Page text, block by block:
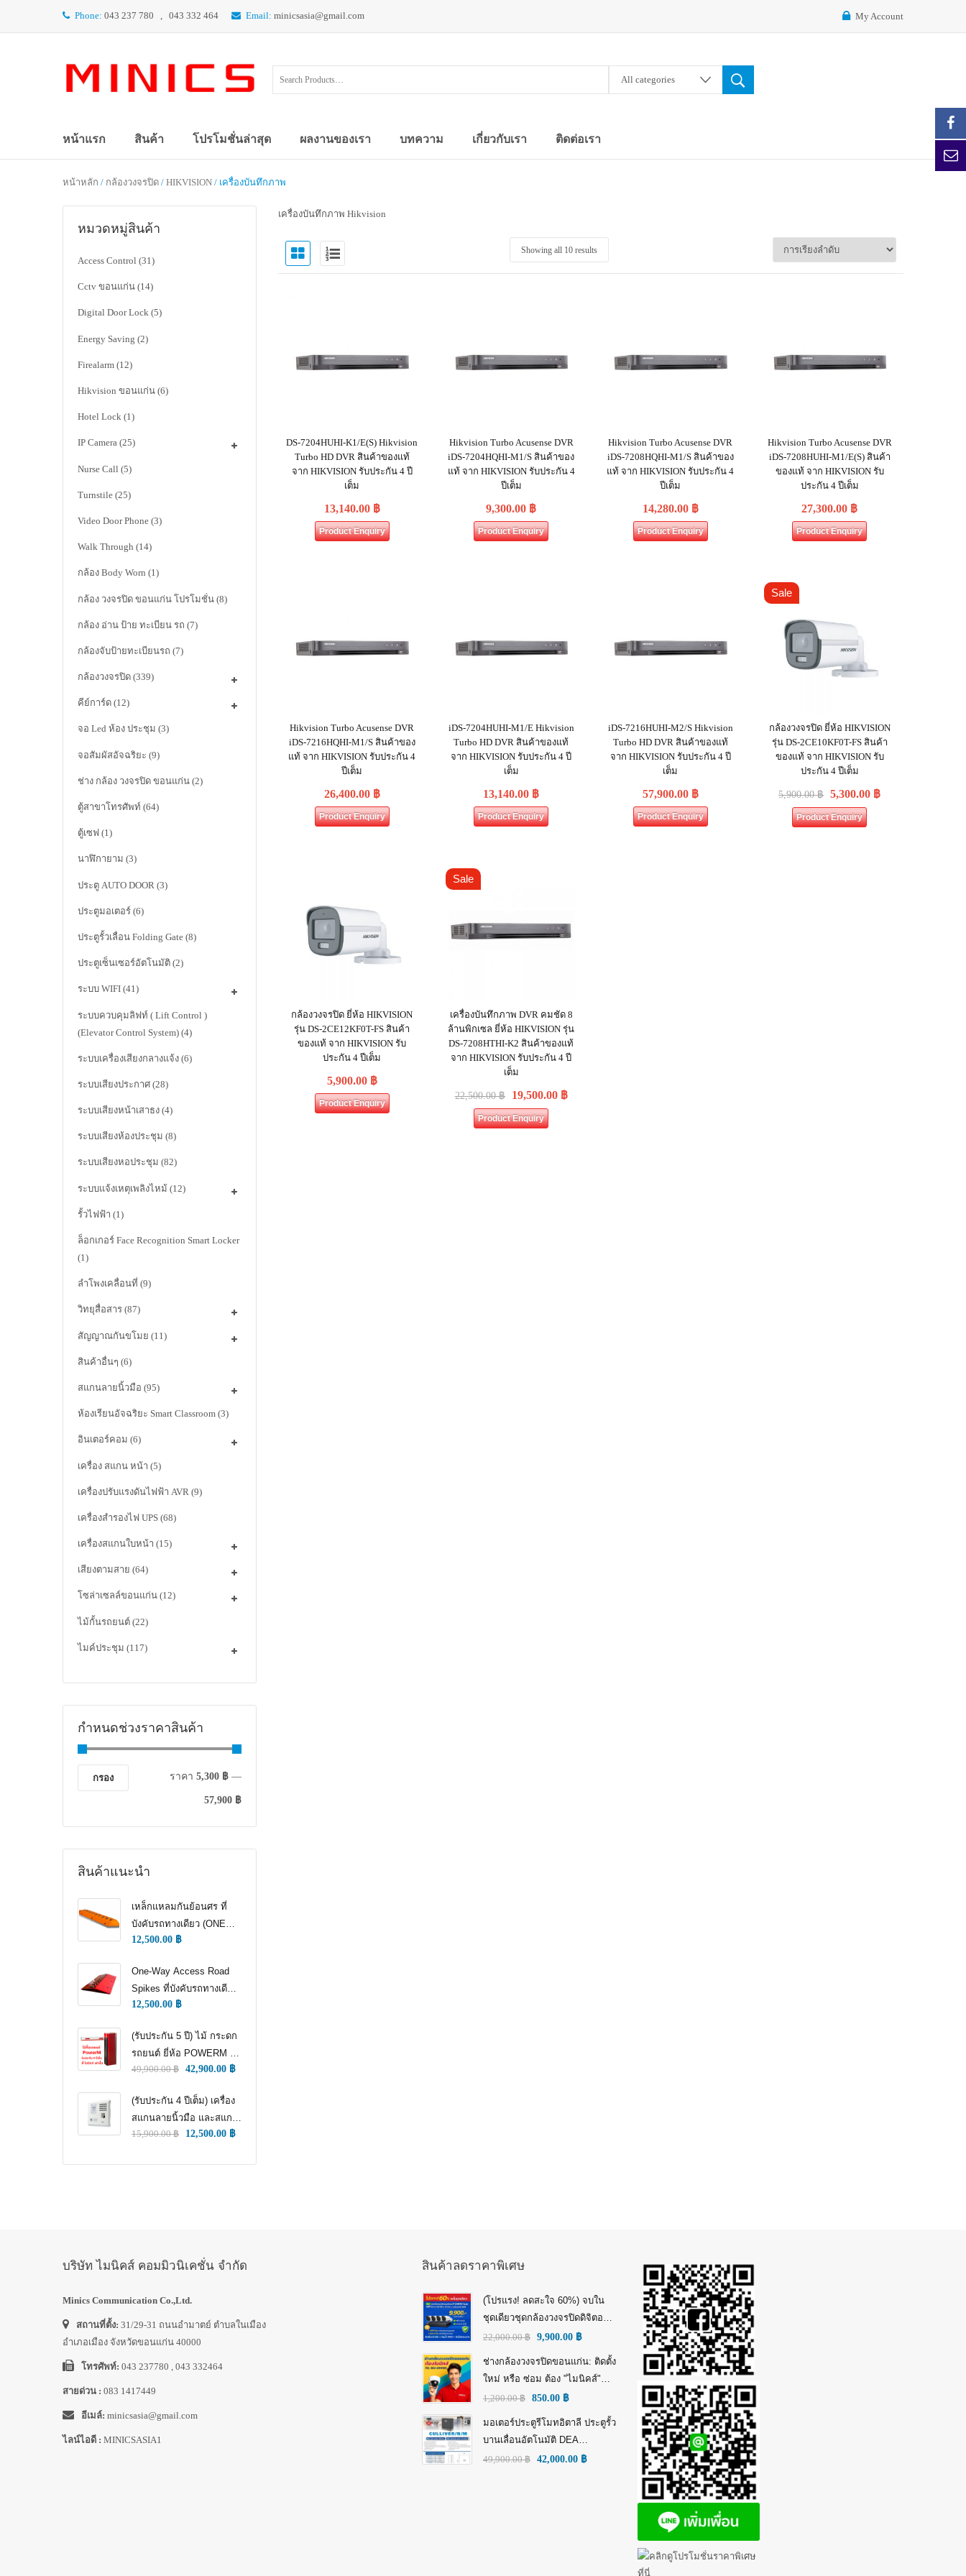
Phone: 043 237 780 , 043 332 464 Email: minicsasia@gmail.com My Account
All categories
หน้าแรก สินค้า โปรโมชั่นล่าสุด ผลงานของเรา บทความ เกี่ยวกับเรา ติดต่อเรา
หน้าหลัก / กล้องวงจรปิด / HIKVISION / เครื่องบันทึกภาพ
หมวดหมู่สินค้า
Access Control (31)
Cctv ขอนแก่น (14)
Digital Door Lock (5)
Energy Saving (2)
Firealarm (12)
Hikvision ขอนแก่น (6)
Hotel Lock (1)
IP Camera (25)
Nurse Call (5)
Turnstile (25)
Video Door Phone (3)
Walk Through (14)
กล้อง Body Worn (1)
กล้อง วงจรปิด ขอนแก่น โปรโมชั่น (8)
กล้อง อ่าน ป้าย ทะเบียน รถ (7)
กล้องจับป้ายทะเบียนรถ (7)
กล้องวงจรปิด (339)
คีย์การ์ด (12)
จอ Led ห้อง ประชุม (3)
จอสัมผัสอัจฉริยะ (9)
ช่าง กล้อง วงจรปิด ขอนแก่น (2)
ตู้สาขาโทรศัพท์ (64)
ตู้เซฟ (1)
นาฬิกายาม (3)
ประตู AUTO DOOR (3)
ประตูมอเตอร์ (6)
ประตูรั้วเลื่อน Folding Gate (8)
ประตูเซ็นเซอร์อัตโนมัติ (2)
ระบบ WIFI (41)
ระบบควบคุมลิฟท์ ( Lift Control )
(Elevator Control System) (4)
ระบบเครื่องเสียงกลางแจ้ง (6)
ระบบเสียงประกาศ (28)
ระบบเสียงหน้าเสาธง (4)
ระบบเสียงห้องประชุม (8)
ระบบเสียงหอประชุม (82)
ระบบแจ้งเหตุเพลิงไหม้ (12)
รั้วไฟฟ้า (1)
ล็อกเกอร์ Face Recognition Smart Locker
(1)
ลำโพงเคลื่อนที่ (9)
วิทยุสื่อสาร (87)
สัญญาณกันขโมย (11)
สินค้าอื่นๆ (6)
สแกนลายนิ้วมือ (95)
ห้องเรียนอัจฉริยะ Smart Classroom (3)
อินเตอร์คอม (6)
เครื่อง สแกน หน้า (5)
เครื่องปรับแรงดันไฟฟ้า AVR (9)
เครื่องสำรองไฟ UPS (68)
เครื่องสแกนใบหน้า (15)
เสียงตามสาย (64)
โซล่าเซลล์ขอนแก่น (12)
ไม้กั้นรถยนต์ (22)
ไมค์ประชุม (117)
กำหนดช่วงราคาสินค้า
กรอง ราคา 5,300 ฿ —
57,900 ฿
สินค้าแนะนำ
เหล็กแหลมกันย้อนศร ที่
บังคับรถทางเดียว (ONE
WAY TRAFFIC
12,500.00 ฿
One-Way Access Road
Spikes ที่บังคับรถทางเดียว
(ONE WAY TRAFFIC
ล้อ)
12,500.00 ฿
(รับประกัน 5 ปี) ไม้ กระดก
รถยนต์ ยี่ห้อ POWERM รุ่น
9000 ทนทานสูงที่สุด อึด
49,900.00฿ 42,900.00 ฿
(รับประกัน 4 ปีเต็ม) เครื่อง
สแกนลายนิ้วมือ และสแกน
ใบหน้า สำหรับลงเวลา
15,900.00฿ 12,500.00 ฿
เครื่องบันทึกภาพ Hikvision
Showing all 10 results
DS-7204HUHI-K1/E(S) Hikvision
Turbo HD DVR สินค้าของแท้
จาก HIKVISION รับประกัน 4 ปี
เต็ม
13,140.00 ฿
Product Enquiry
Hikvision Turbo Acusense DVR
iDS-7204HQHI-M1/S สินค้าของ
แท้ จาก HIKVISION รับประกัน 4
ปีเต็ม
9,300.00 ฿
Product Enquiry
Hikvision Turbo Acusense DVR
iDS-7208HQHI-M1/S สินค้าของ
แท้ จาก HIKVISION รับประกัน 4
ปีเต็ม
14,280.00 ฿
Product Enquiry
Hikvision Turbo Acusense DVR
iDS-7208HUHI-M1/E(S) สินค้า
ของแท้ จาก HIKVISION รับ
ประกัน 4 ปีเต็ม
27,300.00 ฿
Product Enquiry
Hikvision Turbo Acusense DVR
iDS-7216HQHI-M1/S สินค้าของ
แท้ จาก HIKVISION รับประกัน 4
ปีเต็ม
26,400.00 ฿
Product Enquiry
iDS-7204HUHI-M1/E Hikvision
Turbo HD DVR สินค้าของแท้
จาก HIKVISION รับประกัน 4 ปี
เต็ม
13,140.00 ฿
Product Enquiry
iDS-7216HUHI-M2/S Hikvision
Turbo HD DVR สินค้าของแท้
จาก HIKVISION รับประกัน 4 ปี
เต็ม
57,900.00 ฿
Product Enquiry
Sale
กล้องวงจรปิด ยี่ห้อ HIKVISION
รุ่น DS-2CE10KF0T-FS สินค้า
ของแท้ จาก HIKVISION รับ
ประกัน 4 ปีเต็ม
5,900.00฿ 5,300.00 ฿
Product Enquiry
กล้องวงจรปิด ยี่ห้อ HIKVISION
รุ่น DS-2CE12KF0T-FS สินค้า
ของแท้ จาก HIKVISION รับ
ประกัน 4 ปีเต็ม
5,900.00 ฿
Product Enquiry
Sale
เครื่องบันทึกภาพ DVR คมชัด 8
ล้านพิกเซล ยี่ห้อ HIKVISION รุ่น
DS-7208HTHI-K2 สินค้าของแท้
จาก HIKVISION รับประกัน 4 ปี
เต็ม
22,500.00฿ 19,500.00 ฿
Product Enquiry
บริษัท ไมนิคส์ คอมมิวนิเคชั่น จำกัด
Minics Communication Co.,Ltd.
สถานที่ตั้ง: 31/29-31 ถนนอำมาตย์ ตำบลในเมือง
อำเภอเมือง จังหวัดขอนแก่น 40000
โทรศัพท์: 043 237780 , 043 332464
สายด่วน : 083 1417449
อีเมล์: minicsasia@gmail.com
ไลน์ไอดี : MINICSASIA1
สินค้าลดราคาพิเศษ
(โปรแรง! ลดสะใจ 60%) จบใน
ชุดเดียวชุดกล้องวงจรปิดดิจิตอล
IP Tiandy 4MP (คมชัดกว่า Full
22,000.00฿ 9,900.00 ฿
ช่างกล้องวงจรปิดขอนแก่น: ติดตั้ง
ใหม่ หรือ ซ่อม ต้อง "ไมนิคส์"
(MINICS)
1,200.00฿ 850.00 ฿
มอเตอร์ประตูรีโมทอิตาลี ประตูรั้ว
บานเลื่อนอัตโนมัติ DEA
GULLIVER/N/M: พลัง อิตาลี เพื่อ
49,900.00฿ 42,000.00 ฿